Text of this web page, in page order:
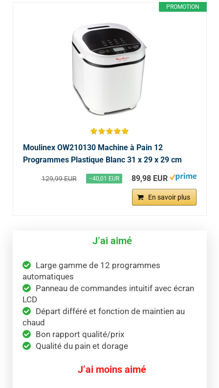
PROMOTION
Moulinex OW210130 Machine à Pain 12
Programmes Plastique Blanc 31 x 29 x 29 cm
129,99 EUR −40,01 EUR 89,98 EUR
En savoir plus
J’ai aimé
Large gamme de 12 programmes
automatiques
Panneau de commandes intuitif avec écran
LCD
Départ différé et fonction de maintien au
chaud
Bon rapport qualité/prix
Qualité du pain et dorage
J’ai moins aimé